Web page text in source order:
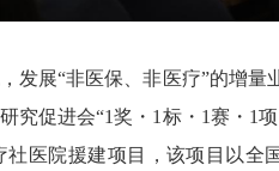
发展“非医保、非医疗”的增
究促进会“1奖・1标・1赛・1
医院援建项目，该项目以全